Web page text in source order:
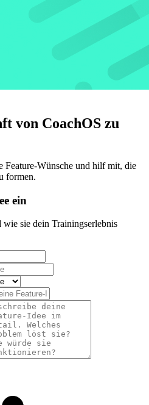
von CoachOS zu
Feature-Wünsche und hilf mit, die
formen.
ein
sie dein Trainingserlebnis